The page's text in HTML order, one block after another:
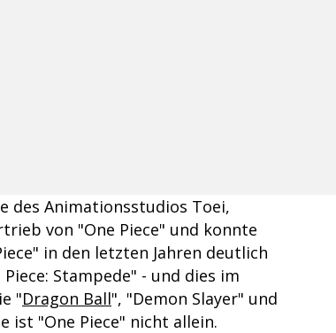
des Animationsstudios Toei,
von "One Piece" und konnte
in den letzten Jahren deutlich
Stampede" - und dies im
"Dragon Ball", "Demon Slayer" und
ist "One Piece" nicht allein.